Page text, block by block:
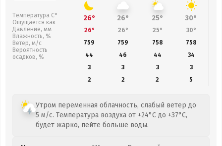
Температура С°
Ощущается как
Давление, мм
Влажность, %
Ветер, м/с
Вероятность
осадков, %
26° 26° 25° 30°
26° 26° 25° 30°
759
759 758 758
44
46 44 34
3
3 3
3
2
2 2 5
Утром переменная облачность, слабый ветер до
5 м/с. Температура воздуха от +24°C до +37°C,
будет жарко, пейте больше воды.